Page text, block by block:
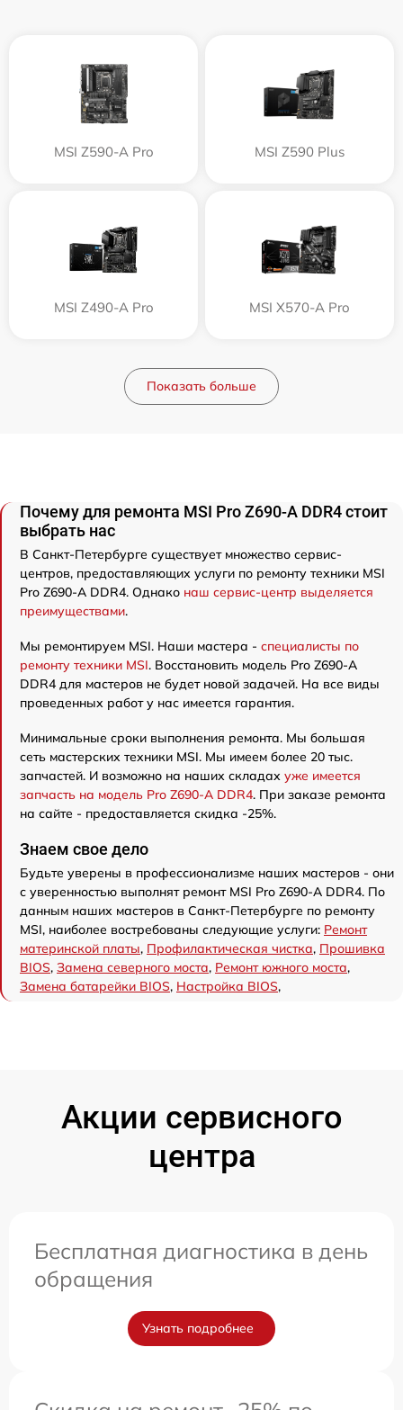
MSI Z590-A Pro MSI Z590 Plus
MSI Z490-A Pro MSI X570-A Pro
Показать больше
Почему для ремонта MSI Pro Z690-A DDR4 стоит
выбрать нас
В Санкт-Петербурге существует множество сервис-
центров, предоставляющих услуги по ремонту техники MSI
Pro Z690-A DDR4. Однако наш сервис-центр выделяется
преимуществами.
Мы ремонтируем MSI. Наши мастера - специалисты по
ремонту техники MSI. Восстановить модель Pro Z690-A
DDR4 для мастеров не будет новой задачей. На все виды
проведенных работ у нас имеется гарантия.
Минимальные сроки выполнения ремонта. Мы большая
сеть мастерских техники MSI. Мы имеем более 20 тыс.
запчастей. И возможно на наших складах уже имеется
запчасть на модель Pro Z690-A DDR4. При заказе ремонта
на сайте - предоставляется скидка -25%.
Знаем свое дело
Будьте уверены в профессионализме наших мастеров - они
с уверенностью выполнят ремонт MSI Pro Z690-A DDR4. По
данным наших мастеров в Санкт-Петербурге по ремонту
MSI, наиболее востребованы следующие услуги: Ремонт
материнской платы, Профилактическая чистка, Прошивка
BIOS, Замена северного моста, Ремонт южного моста,
Замена батарейки BIOS, Настройка BIOS,
Акции сервисного
центра
Бесплатная диагностика в день
обращения
Узнать подробнее